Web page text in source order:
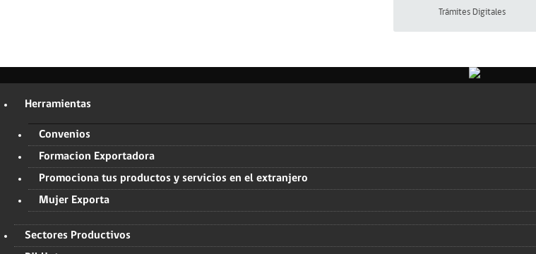
Trámites Digitales
Herramientas
Convenios
Formacion Exportadora
Promociona tus productos y servicios en el extranjero
Mujer Exporta
Sectores Productivos